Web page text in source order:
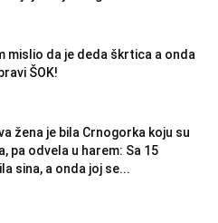
mislio da je deda škrtica a onda
ŠOK!
žena je bila Crnogorka koju su
pa odvela u harem: Sa 15
sina, a onda joj se...